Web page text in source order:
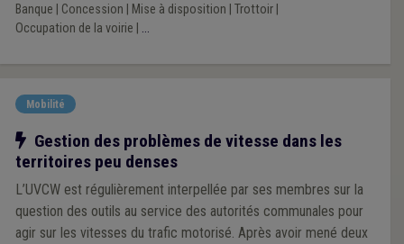
Banque Concession Mise à disposition Trottoir|
Occupation de la voirie
...
Mobilité
Notre action
Gestion des problèmes de vitesse dans les
territoires peu denses
L’UVCW est régulièrement interpellée par ses membres sur la
question des outils au service des autorités communales pour
agir sur les vitesses du trafic motorisé. Après avoir mené deux